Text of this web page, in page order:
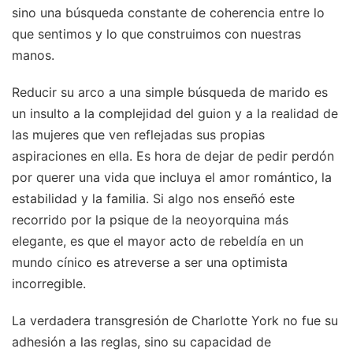
sino una búsqueda constante de coherencia entre lo
que sentimos y lo que construimos con nuestras
manos.
Reducir su arco a una simple búsqueda de marido es
un insulto a la complejidad del guion y a la realidad de
las mujeres que ven reflejadas sus propias
aspiraciones en ella. Es hora de dejar de pedir perdón
por querer una vida que incluya el amor romántico, la
estabilidad y la familia. Si algo nos enseñó este
recorrido por la psique de la neoyorquina más
elegante, es que el mayor acto de rebeldía en un
mundo cínico es atreverse a ser una optimista
incorregible.
La verdadera transgresión de Charlotte York no fue su
adhesión a las reglas, sino su capacidad de